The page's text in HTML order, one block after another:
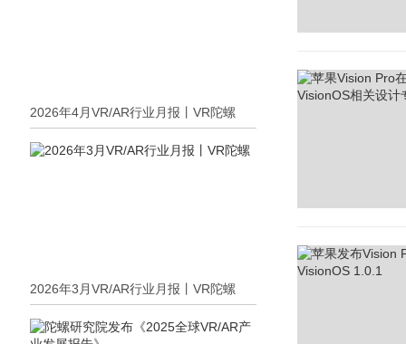
2026年4月VR/AR行业月报丨VR陀螺
2026年3月VR/AR行业月报丨VR陀螺